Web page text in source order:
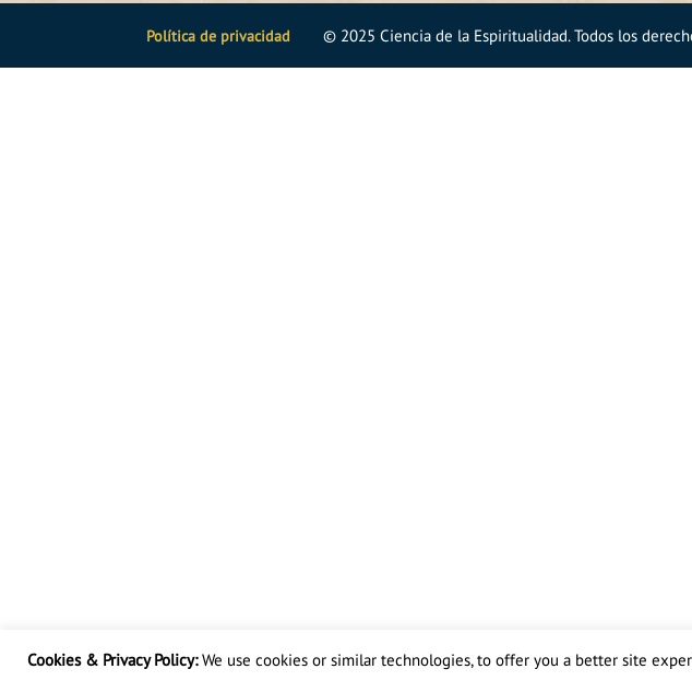
Política de privacidad © 2025 Ciencia de la Espiritualidad.Todos los
Cookies & Privacy Policy:We use cookies or similar technologies, to offer you a better site